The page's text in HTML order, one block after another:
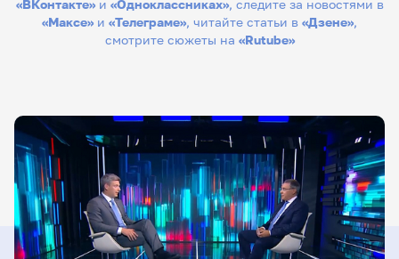
«ВКонтакте»и «Одноклассниках», следите за новостями в
«Максе» и «Телеграме», читайте статьи в «Дзене»,
смотрите сюжеты на «Rutube»